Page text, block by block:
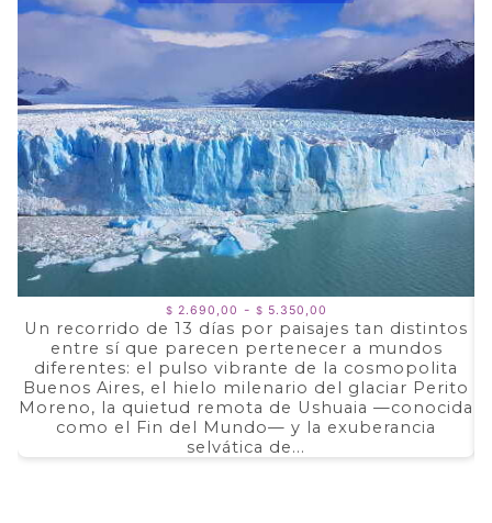
$ 2.690,00 - $ 5.350,00
de
precios:
desde
$ 2.690,00
hasta
$ 5.350,00
Un recorrido de 13 días por paisajes tan distintos
entre sí que parecen pertenecer a mundos
diferentes: el pulso vibrante de la cosmopolita
Buenos Aires, el hielo milenario del glaciar Perito
Moreno, la quietud remota de Ushuaia —conocida
como el Fin del Mundo— y la exuberancia
selvática de...